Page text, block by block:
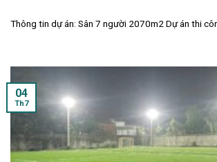
Thông tin dự án: Sân 7 người 2070m2 Dự án thi
04
Th7